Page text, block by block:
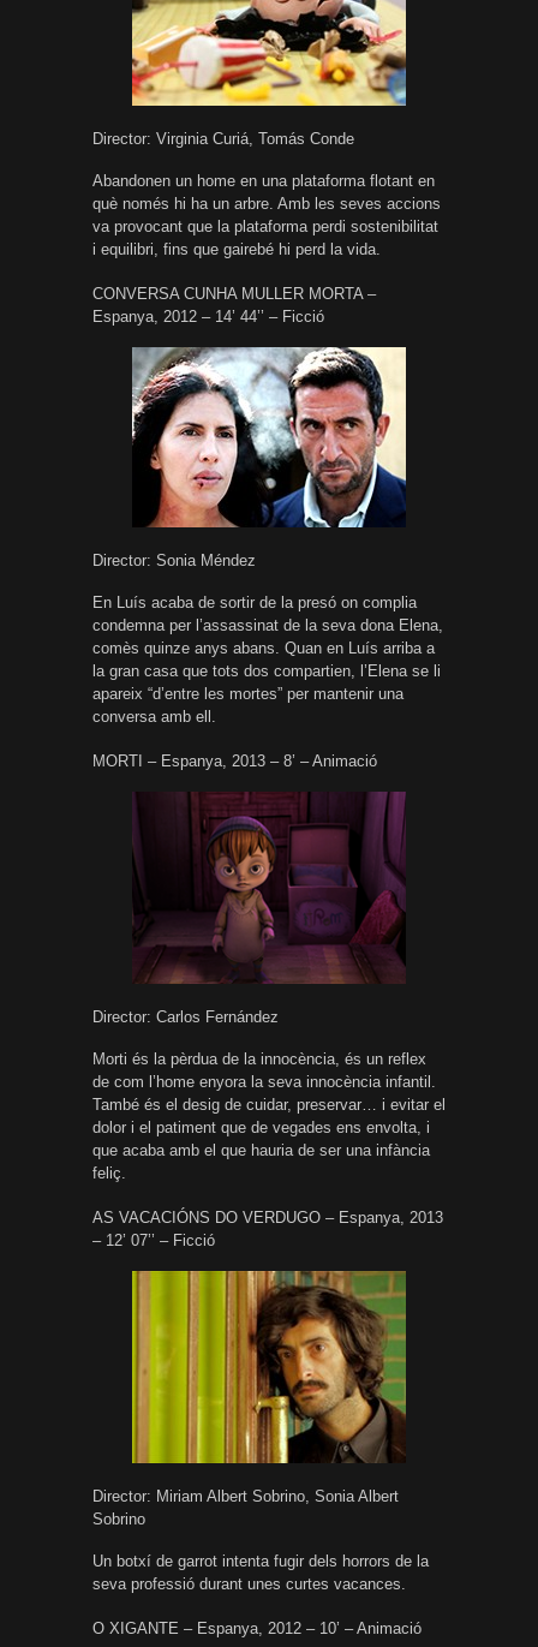
Director: Virginia Curiá, Tomás Conde
Abandonen un home en una plataforma flotant en
què només hi ha un arbre. Amb les seves accions
va provocant que la plataforma perdi sostenibilitat
i equilibri, fins que gairebé hi perd la vida.
CONVERSA CUNHA MULLER MORTA –
Espanya, 2012 – 14’ 44’’ – Ficció
Director: Sonia Méndez
En Luís acaba de sortir de la presó on complia
condemna per l’assassinat de la seva dona Elena,
comès quinze anys abans. Quan en Luís arriba a
la gran casa que tots dos compartien, l’Elena se li
apareix “d’entre les mortes” per mantenir una
conversa amb ell.
MORTI – Espanya, 2013 – 8’ – Animació
Director: Carlos Fernández
Morti és la pèrdua de la innocència, és un reflex
de com l’home enyora la seva innocència infantil.
També és el desig de cuidar, preservar… i evitar el
dolor i el patiment que de vegades ens envolta, i
que acaba amb el que hauria de ser una infància
feliç.
AS VACACIÓNS DO VERDUGO – Espanya, 2013
– 12’ 07’’ – Ficció
Director: Miriam Albert Sobrino, Sonia Albert
Sobrino
Un botxí de garrot intenta fugir dels horrors de la
seva professió durant unes curtes vacances.
O XIGANTE – Espanya, 2012 – 10’ – Animació